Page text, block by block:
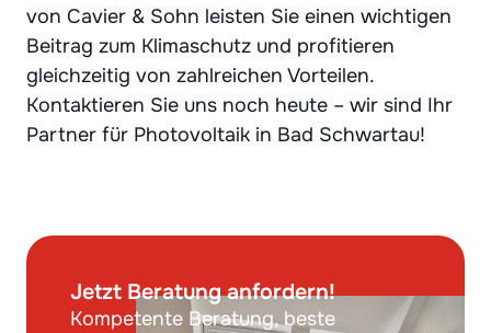
von Cavier & Sohn leisten Sie einen wichtigen
Beitrag zum Klimaschutz und profitieren
gleichzeitig von zahlreichen Vorteilen.
Kontaktieren Sie uns noch heute – wir sind Ihr
Partner für Photovoltaik in Bad Schwartau!
Jetzt Beratung anfordern!
Kompetente Beratung, beste